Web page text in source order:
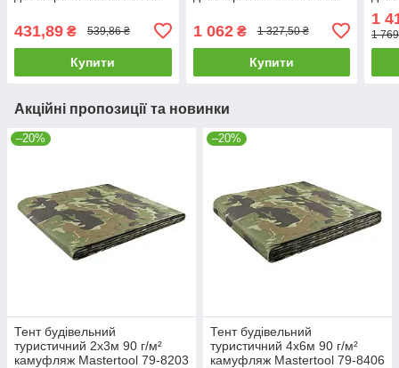
431,89 ₴ 539,86 ₴
Купити
1 062₴ 1 327,50 ₴
Купити
1
1
Акційні пропозиції та новинки
–20%
Тент будівельний
туристичний 2х3м 90 г/м²
камуфляж Mastertool 79-8203
–20%
Тент будівельний
туристичний 4х6м 90 г/м²
камуфляж Mastertool 79-8406